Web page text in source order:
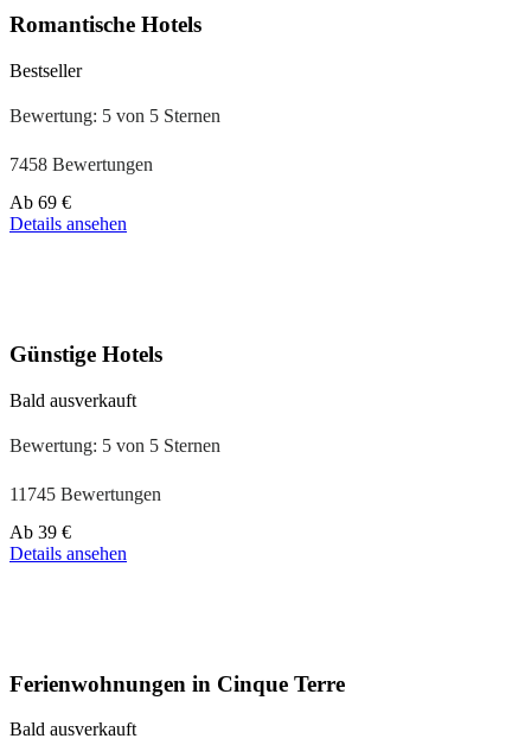
Romantische Hotels
Bestseller
Bewertung: 5 von 5 Sternen
7458 Bewertungen
Preis
ab
Ab 69 €
Details ansehen
Günstige Hotels
Bald ausverkauft
Bewertung: 5 von 5 Sternen
11745 Bewertungen
Preis
ab
Ab 39 €
Details ansehen
Ferienwohnungen in Cinque Terre
Bald ausverkauft